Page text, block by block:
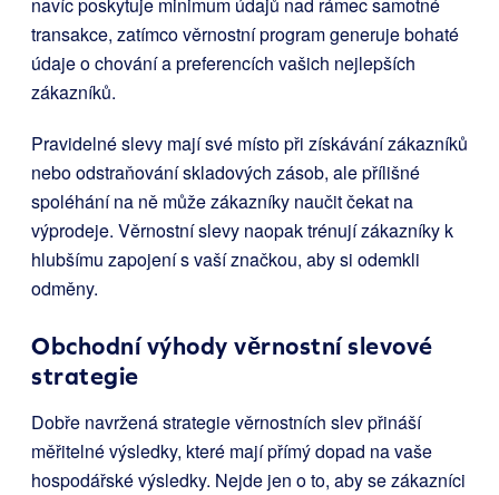
transakce, zatímco věrnostní program generuje bohaté
údaje o chování a preferencích vašich nejlepších
zákazníků.
Pravidelné slevy mají své místo při získávání zákazníků
nebo odstraňování skladových zásob, ale přílišné
spoléhání na ně může zákazníky naučit čekat na
výprodeje. Věrnostní slevy naopak trénují zákazníky k
hlubšímu zapojení s vaší značkou, aby si odemkli
odměny.
Obchodní výhody věrnostní slevové
strategie
Dobře navržená strategie věrnostních slev přináší
měřitelné výsledky, které mají přímý dopad na vaše
hospodářské výsledky. Nejde jen o to, aby se zákazníci